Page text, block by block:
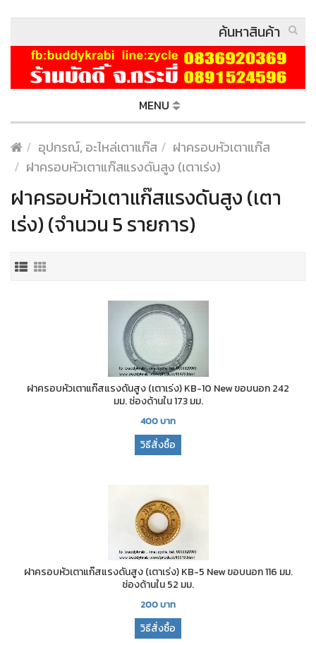
MENU
อุปกรณ์, อะไหล่เตาแก๊ส
ฝาครอบหัวเตาแก๊ส
ฝาครอบหัวเตาแก๊สแรงดันสูง (เตาเร่ง)
ฝาครอบหัวเตาแก๊สแรงดันสูง (เตา
เร่ง) (จำนวน 5 รายการ)
ฝาครอบหัวเตาแก๊สแรงดันสูง (เตาเร่ง) KB-10 New ขอบนอก 242
มม. ช่องด้านใน 173 มม.
400บาท
วิธีสั่งซื้อ
ฝาครอบหัวเตาแก๊สแรงดันสูง (เตาเร่ง) KB-5 New ขอบนอก 116 มม.
ช่องด้านใน 52 มม.
200บาท
วิธีสั่งซื้อ